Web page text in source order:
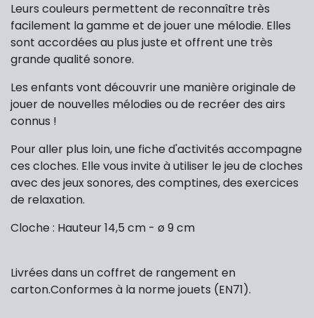
Leurs couleurs permettent de reconnaître très
facilement la gamme et de jouer une mélodie. Elles
sont accordées au plus juste et offrent une très
grande qualité sonore.
Les enfants vont découvrir une manière originale de
jouer de nouvelles mélodies ou de recréer des airs
connus !
Pour aller plus loin, une fiche d'activités accompagne
ces cloches. Elle vous invite à utiliser le jeu de cloches
avec des jeux sonores, des comptines, des exercices
de relaxation.
Cloche : Hauteur 14,5 cm - ø 9 cm
Livrées dans un coffret de rangement en
carton.Conformes à la norme jouets (EN71).